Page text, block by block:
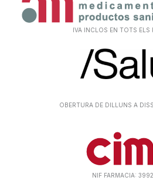
IVA INCLOS EN TOTS ELS
OBERTURA DE DILLUNS A
NIF FARMACIA: